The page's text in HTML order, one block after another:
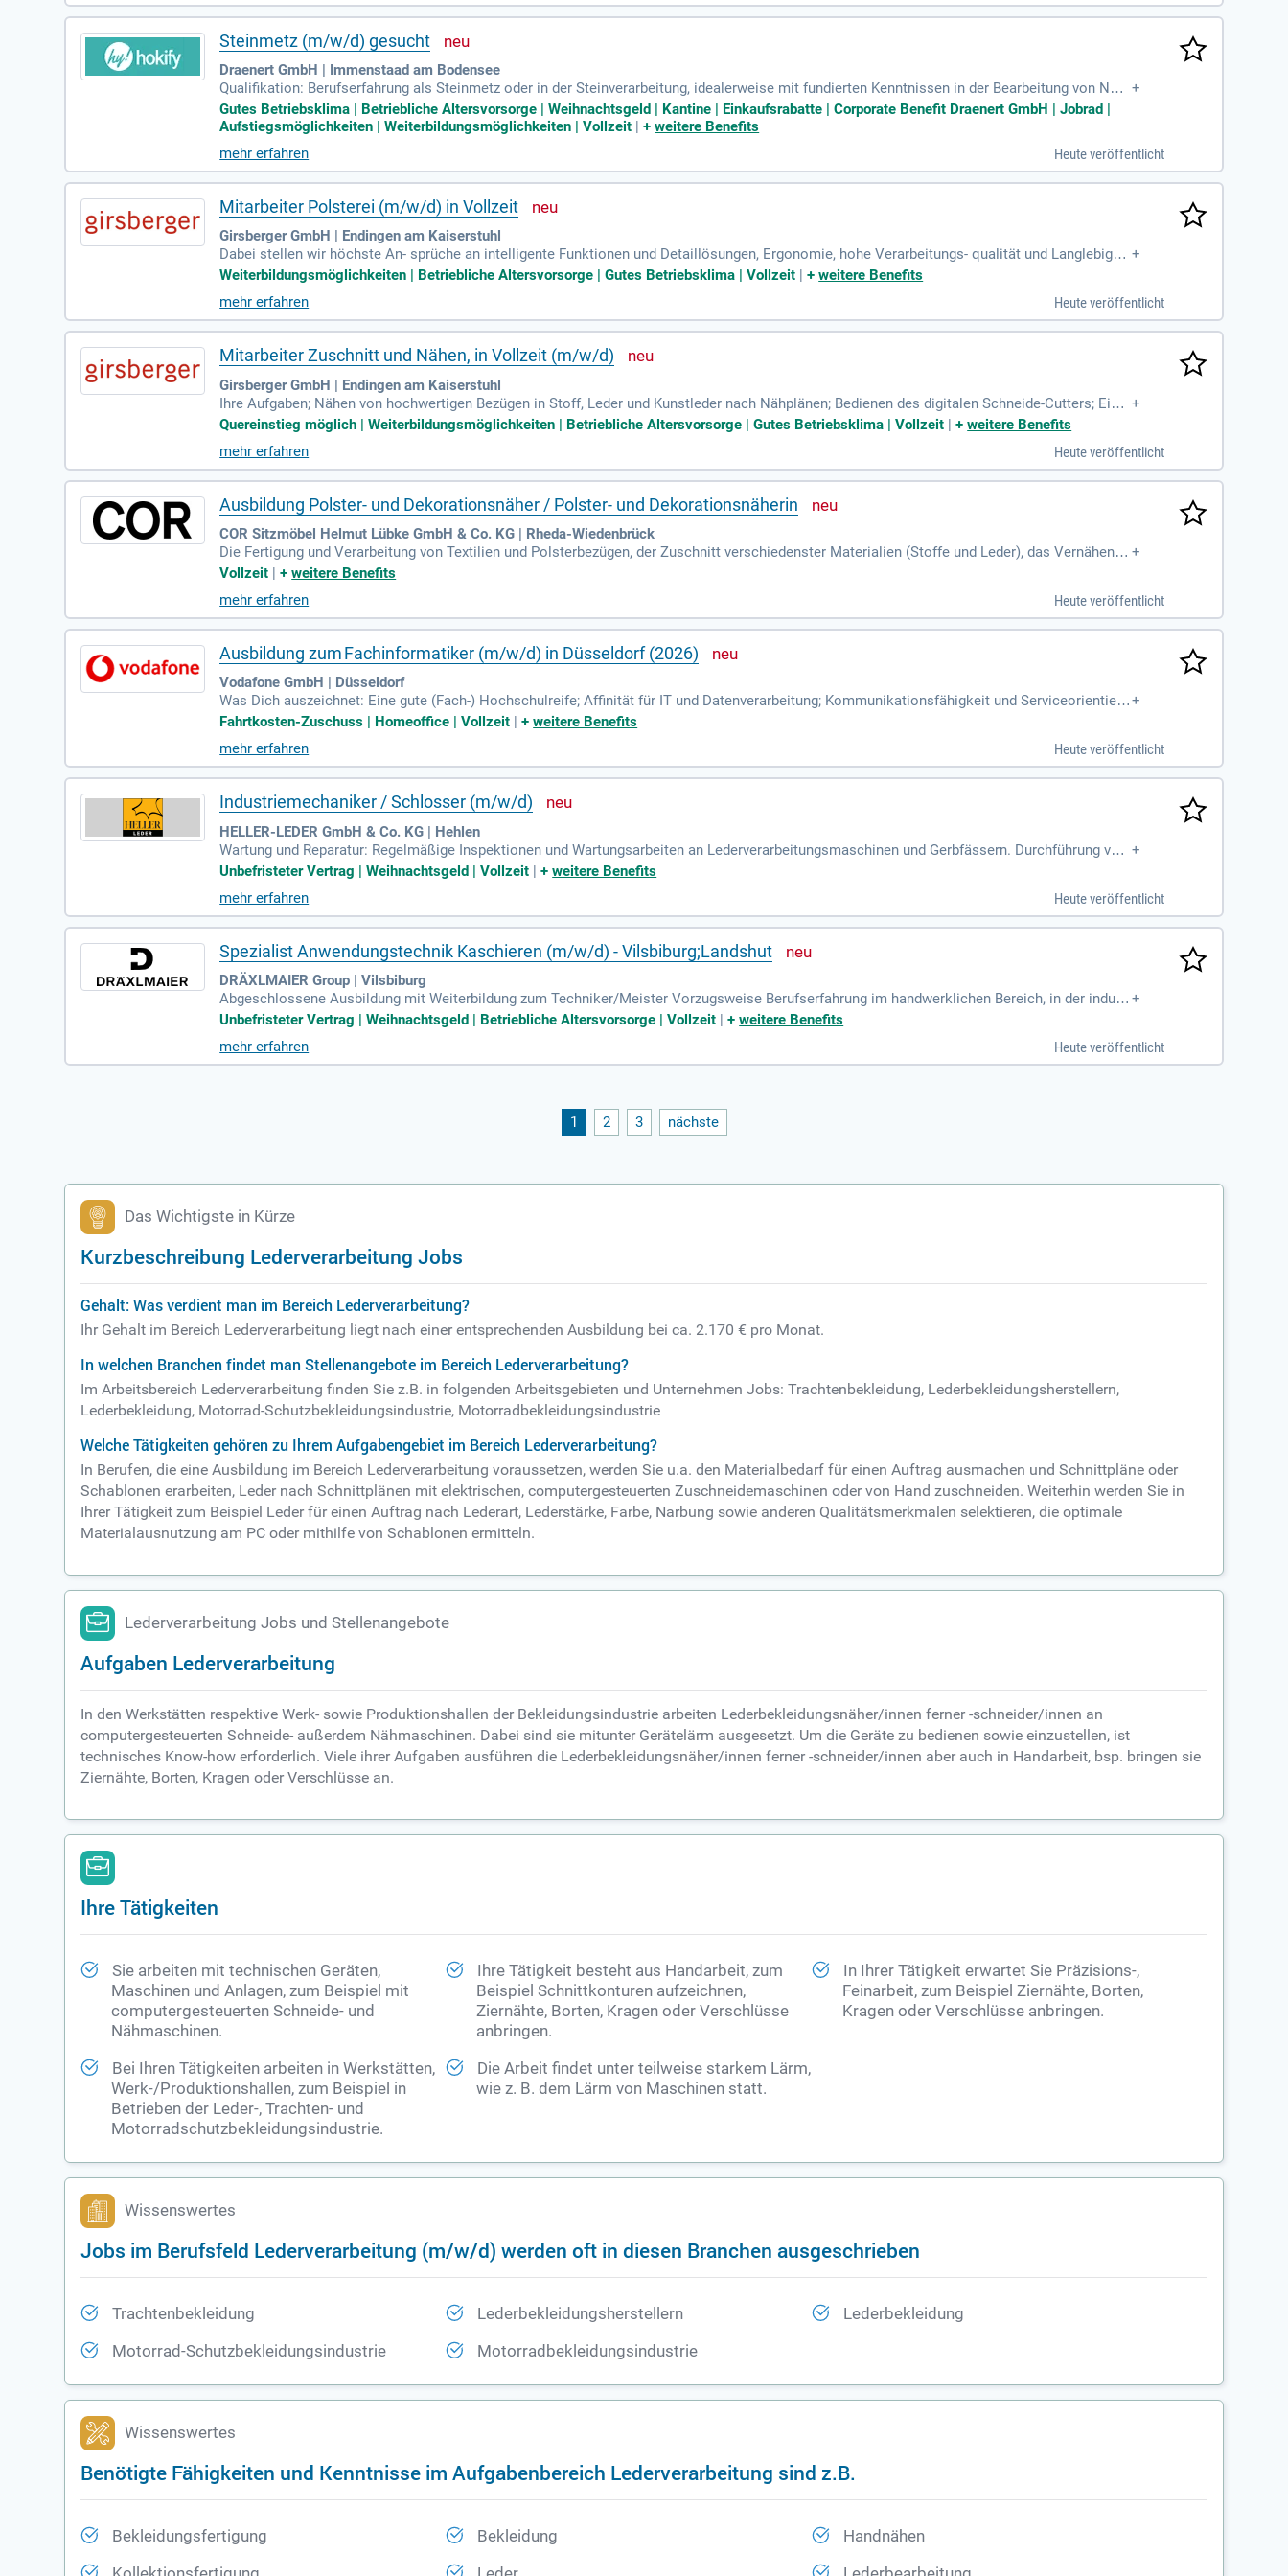
Steinmetz (m/w/d) gesucht
Draenert GmbH | Immenstaad am Bodensee
Qualifikation: Berufserfahrung als Steinmetz oder in der Steinverarbeitung, idealerweise mit fundierten Kenntnissen in der Bearbeitung von Natu
rstein.
+
Gutes Betriebsklima | Betriebliche Altersvorsorge | Weihnachtsgeld | Kantine | Einkaufsrabatte | Corporate Benefit Draenert GmbH | Jobrad |
Aufstiegsmöglichkeiten | Weiterbildungsmöglichkeiten | Vollzeit |+weitere Benefits
mehr erfahren
Heute veröffentlicht
Mitarbeiter Polsterei (m/w/d) in Vollzeit
Girsberger GmbH | Endingen am Kaiserstuhl
Dabei stellen wir höchste An- sprüche an intelligente Funktionen und Detaillösungen, Ergonomie, hohe Verarbeitungs- qualität und Langlebigke
it.
+
Weiterbildungsmöglichkeiten | Betriebliche Altersvorsorge | Gutes Betriebsklima | Vollzeit |+weitere Benefits
mehr erfahren
Heute veröffentlicht
Mitarbeiter Zuschnitt und Nähen, in Vollzeit (m/w/d)
Girsberger GmbH | Endingen am Kaiserstuhl
Ihre Aufgaben; Nähen von hochwertigen Bezügen in Stoff, Leder und Kunstleder nach Nähplänen; Bedienen des digitalen Schneide-Cutters; Einh
alten von Qualitätsrichtlininen der Näharbeiten; Ihr Profil; Abgeschlossene Berufsausbildung im Näh- und Schneiderhandwerk
+
Quereinstieg möglich | Weiterbildungsmöglichkeiten | Betriebliche Altersvorsorge | Gutes Betriebsklima | Vollzeit |+weitere Benefits
mehr erfahren
Heute veröffentlicht
Ausbildung Polster- und Dekorationsnäher / Polster- und Dekorationsnäherin
COR Sitzmöbel Helmut Lübke GmbH & Co. KG | Rheda-Wiedenbrück
Die Fertigung und Verarbeitung von Textilien und Polsterbezügen, der Zuschnitt verschiedenster Materialien (Stoffe und Leder), das Vernähen u
nd Verzieren von Hand oder mit der Maschine sowie das Anfertigen von Einzelstücken und Serien.
+
Vollzeit |+weitere Benefits
mehr erfahren
Heute veröffentlicht
Ausbildung zum Fachinformatiker (m/w/d) in Düsseldorf (2026)
Vodafone GmbH | Düsseldorf
Was Dich auszeichnet: Eine gute (Fach-) Hochschulreife; Affinität für IT und Datenverarbeitung; Kommunikationsfähigkeit und Serviceorientieru
ng; Analytisches Denken und technisches Verständnis; Gute Deutschkenntnisse (mind. C1-Niveau).
+
Fahrtkosten-Zuschuss | Homeoffice | Vollzeit |+weitere Benefits
mehr erfahren
Heute veröffentlicht
Industriemechaniker / Schlosser (m/w/d)
HELLER-LEDER GmbH & Co. KG | Hehlen
Wartung und Reparatur: Regelmäßige Inspektionen und Wartungsarbeiten an Lederverarbeitungsmaschinen und Gerbfässern. Durchführung von
Reparaturen und Austausch defekter Teile. Instandhalten der betrieblichen technischen Infrastruktur.
+
Unbefristeter Vertrag | Weihnachtsgeld | Vollzeit |+weitere Benefits
mehr erfahren
Heute veröffentlicht
Spezialist Anwendungstechnik Kaschieren (m/w/d) - Vilsbiburg;Landshut
DRÄXLMAIER Group | Vilsbiburg
Abgeschlossene Ausbildung mit Weiterbildung zum Techniker/Meister Vorzugsweise Berufserfahrung im handwerklichen Bereich, in der indust
riellen Fertigung oder der Anwendungs- oder Verfahrenstechnik für Interieurprodukte Kenntnisse in Kaschiertechniken und der Verarbeitung
+
Unbefristeter Vertrag | Weihnachtsgeld | Betriebliche Altersvorsorge | Vollzeit |+weitere Benefits
mehr erfahren
Heute veröffentlicht
1 2 3 nächste
Das Wichtigste in Kürze
Kurzbeschreibung Lederverarbeitung Jobs
Gehalt: Was verdient man im Bereich Lederverarbeitung?
Ihr Gehalt im Bereich Lederverarbeitung liegt nach einer entsprechenden Ausbildung bei ca. 2.170 € pro Monat.
In welchen Branchen findet man Stellenangebote im Bereich Lederverarbeitung?
Im Arbeitsbereich Lederverarbeitung finden Sie z.B. in folgenden Arbeitsgebieten und Unternehmen Jobs: Trachtenbekleidung, Lederbekleidungsherstellern,
Lederbekleidung, Motorrad-Schutzbekleidungsindustrie, Motorradbekleidungsindustrie
Welche Tätigkeiten gehören zu Ihrem Aufgabengebiet im Bereich Lederverarbeitung?
In Berufen, die eine Ausbildung im Bereich Lederverarbeitung voraussetzen, werden Sie u.a. den Materialbedarf für einen Auftrag ausmachen und Schnittpläne oder
Schablonen erarbeiten, Leder nach Schnittplänen mit elektrischen, computergesteuerten Zuschneidemaschinen oder von Hand zuschneiden. Weiterhin werden Sie in
Ihrer Tätigkeit zum Beispiel Leder für einen Auftrag nach Lederart, Lederstärke, Farbe, Narbung sowie anderen Qualitätsmerkmalen selektieren, die optimale
Materialausnutzung am PC oder mithilfe von Schablonen ermitteln.
Lederverarbeitung Jobs und Stellenangebote
Aufgaben Lederverarbeitung
In den Werkstätten respektive Werk- sowie Produktionshallen der Bekleidungsindustrie arbeiten Lederbekleidungsnäher/innen ferner -schneider/innen an
computergesteuerten Schneide- außerdem Nähmaschinen. Dabei sind sie mitunter Gerätelärm ausgesetzt. Um die Geräte zu bedienen sowie einzustellen, ist
technisches Know-how erforderlich. Viele ihrer Aufgaben ausführen die Lederbekleidungsnäher/innen ferner -schneider/innen aber auch in Handarbeit, bsp. bringen sie
Ziernähte, Borten, Kragen oder Verschlüsse an.
Ihre Tätigkeiten
Sie arbeiten mit technischen Geräten,
Maschinen und Anlagen, zum Beispiel mit
computergesteuerten Schneide- und
Nähmaschinen.
Ihre Tätigkeit besteht aus Handarbeit, zum
Beispiel Schnittkonturen aufzeichnen,
Ziernähte, Borten, Kragen oder Verschlüsse
anbringen.
In Ihrer Tätigkeit erwartet Sie Präzisions-,
Feinarbeit, zum Beispiel Ziernähte, Borten,
Kragen oder Verschlüsse anbringen.
Bei Ihren Tätigkeiten arbeiten in Werkstätten,
Werk-/Produktionshallen, zum Beispiel in
Betrieben der Leder-, Trachten- und
Motorradschutzbekleidungsindustrie.
Die Arbeit findet unter teilweise starkem Lärm,
wie z. B. dem Lärm von Maschinen statt.
Wissenswertes
Jobs im Berufsfeld Lederverarbeitung (m/w/d) werden oft in diesen Branchen ausgeschrieben
Trachtenbekleidung Lederbekleidungsherstellern Lederbekleidung
Motorrad-Schutzbekleidungsindustrie Motorradbekleidungsindustrie
Wissenswertes
Benötigte Fähigkeiten und Kenntnisse im Aufgabenbereich Lederverarbeitung sind z.B.
Bekleidungsfertigung Bekleidung Handnähen